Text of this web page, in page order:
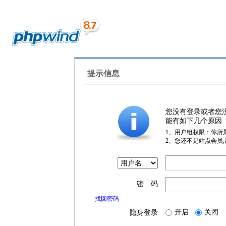
提示信息
您没有登录或者您
能有如下几个原因
1、用户组权限：你所
2、您还不是站点会员
密 码
找回密码
隐身登录 开启 关闭